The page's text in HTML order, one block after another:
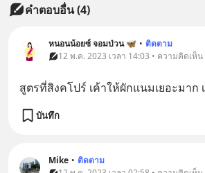
คำตอบอื่น(4)
หนอนน้อยซ์ จอมป่วน 🦋 • ติดตาม
12 พ.ค. 2023 เวลา 14:03 • ความคิดเห็น
สูตรที่สิงคโปร์ เค้าให้ผักแนมเยอะมาก
บันทึก
Mike • ติดตาม